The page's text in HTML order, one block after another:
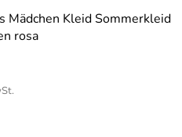
Mädchen Kleid Sommerkleid
rosa